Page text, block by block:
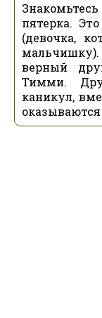
пятерка.
(девочка,
верный
Тимми.
каникул,